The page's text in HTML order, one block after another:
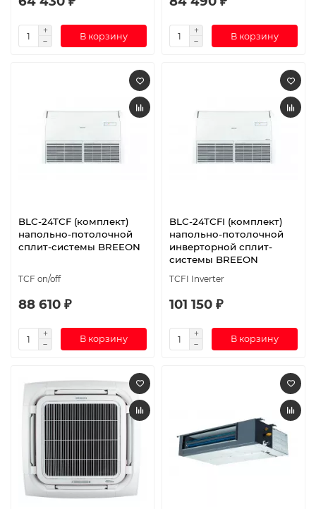
В корзину В корзину
BLC-24TCF (комплект)
напольно-потолочной
сплит-системы BREEON
TCF on/off
88 610 ₽
В корзину
BLC-24TCFI (комплект)
напольно-потолочной
инверторной сплит-
системы BREEON
TCFI Inverter
101 150 ₽
В корзину